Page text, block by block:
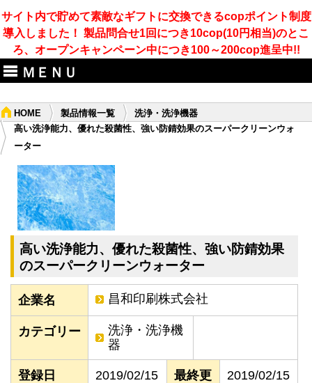
サイト内で貯めて素敵なギフトに交換できるcopポイント制度
導入しました！ 製品問合せ1回につき10cop(10円相当)のとこ
ろ、オープンキャンペーン中につき100～200cop進呈中!!
ＭＥＮＵ
HOME 製品情報一覧
洗浄・洗浄機器
高い洗浄能力、優れた殺菌性、強い防錆効果のスーパークリーンウォ
ーター
高い洗浄能力、優れた殺菌性、強い防錆効果
のスーパークリーンウォーター
企業名 昌和印刷株式会社
カテゴリー
洗浄・洗浄機
器
登録日 2019/02/15
最終更
2019/02/15